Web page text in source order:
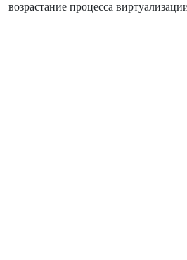
возрастание процесса